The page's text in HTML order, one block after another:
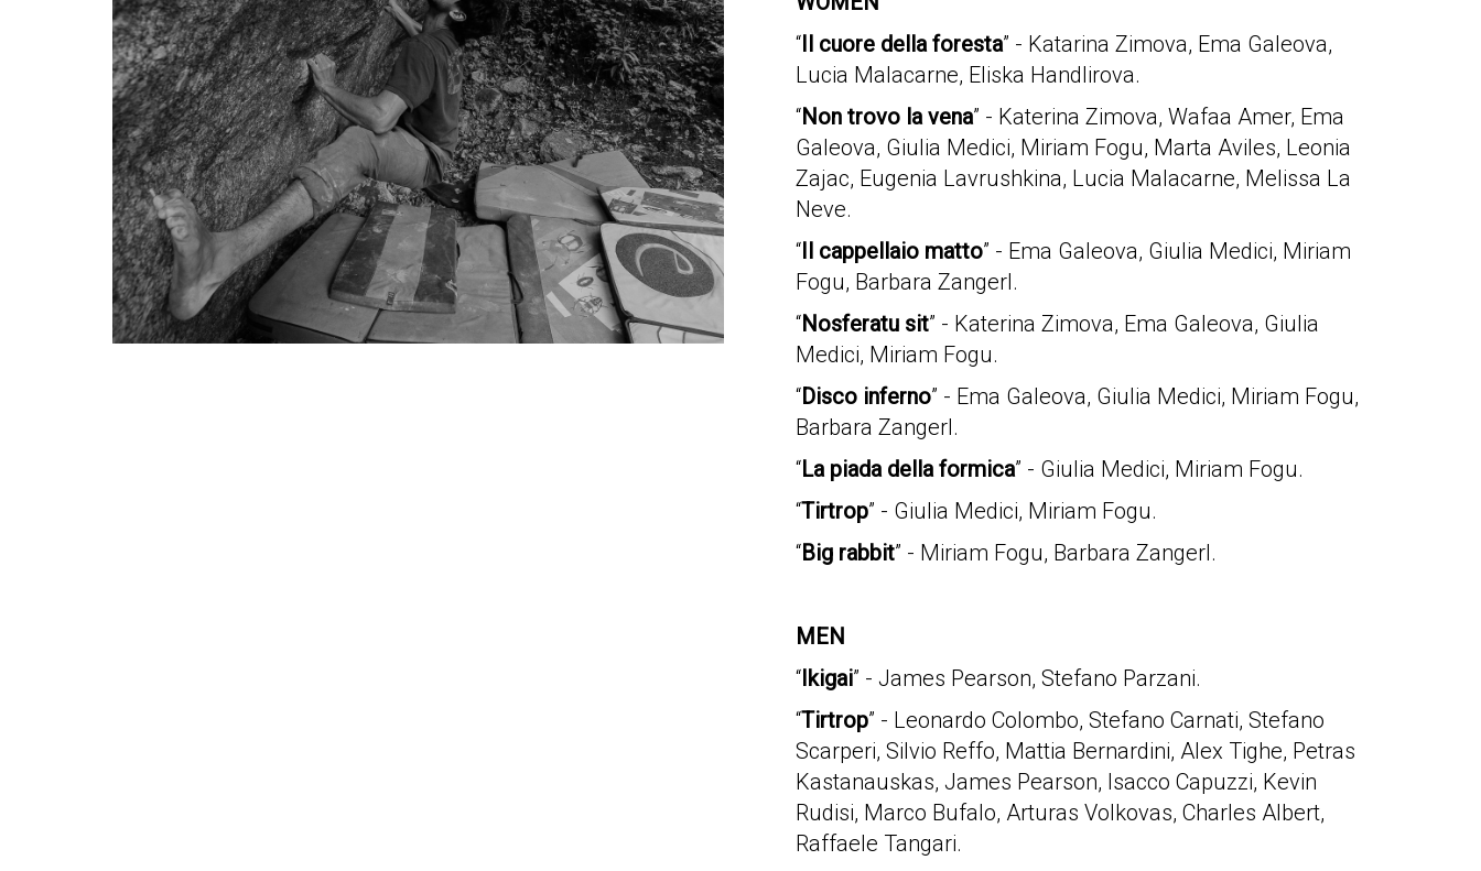
arrivare
buone
pratiche
mello
history
i nostri
sponsor
“Il cuore della foresta” - Katarina Zimova, Ema Galeova,
Lucia Malacarne, Eliska Handlirova.
“Non trovo la vena” - Katerina Zimova, Wafaa Amer, Ema
Galeova, Giulia Medici, Miriam Fogu, Marta Aviles, Leonia
Zajac, Eugenia Lavrushkina, Lucia Malacarne, Melissa La
Neve.
“Il cappellaio matto” - Ema Galeova, Giulia Medici, Miriam
Fogu, Barbara Zangerl.
“Nosferatu sit” - Katerina Zimova, Ema Galeova, Giulia
Medici, Miriam Fogu.
“Disco inferno” - Ema Galeova, Giulia Medici, Miriam Fogu,
Barbara Zangerl.
“La piada della formica” - Giulia Medici, Miriam Fogu.
“Tirtrop” - Giulia Medici, Miriam Fogu.
“Big rabbit” - Miriam Fogu, Barbara Zangerl.
MEN
“Ikigai” - James Pearson, Stefano Parzani.
“Tirtrop” - Leonardo Colombo, Stefano Carnati, Stefano
Scarperi, Silvio Reffo, Mattia Bernardini, Alex Tighe, Petras
Kastanauskas, James Pearson, Isacco Capuzzi, Kevin
Rudisi, Marco Bufalo, Arturas Volkovas, Charles Albert,
Raffaele Tangari.